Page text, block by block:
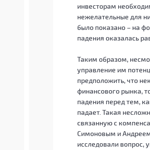
инвесторам
нежелательные для
было показано – на
падения оказалась
Таким образом,
управление им
предположить, что
финансового рынка,
падения перед тем,
падает. Такая
связанную с
Симоновым и
исследовали вопрос,